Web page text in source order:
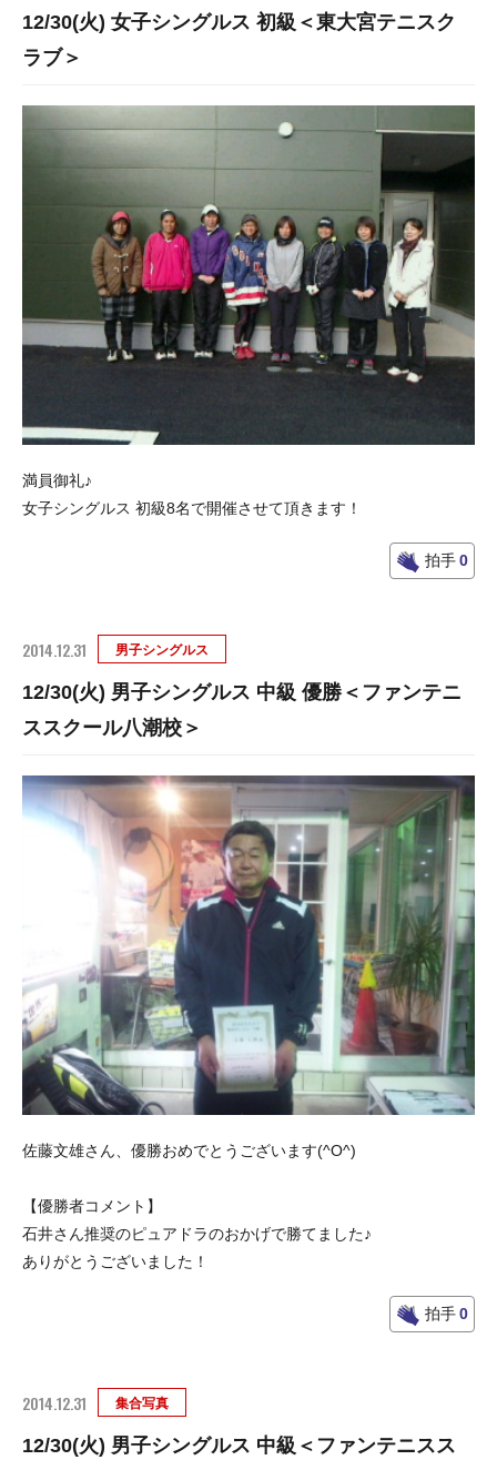
12/30(火) 女子シングルス 初級＜東大宮テニスク
ラブ＞
満員御礼♪
女子シングルス 初級8名で開催させて頂きます！
拍手0
2014.12.31 男子シングルス
12/30(火) 男子シングルス 中級 優勝＜ファンテニ
ススクール八潮校＞
佐藤文雄さん、優勝おめでとうございます(^O^)
【優勝者コメント】
石井さん推奨のピュアドラのおかげで勝てました♪
ありがとうございました！
拍手0
2014.12.31 集合写真
12/30(火) 男子シングルス 中級＜ファンテニスス